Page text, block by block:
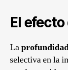
El
La
selectiva en la